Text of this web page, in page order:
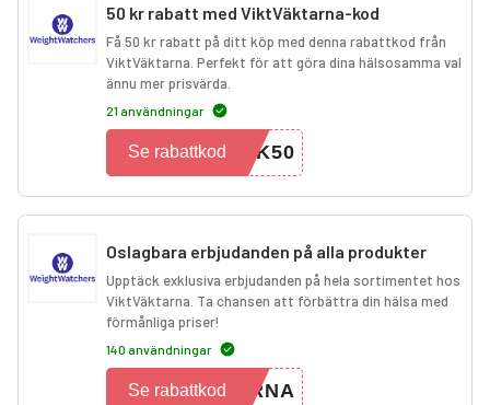
50 kr rabatt med ViktVäktarna-kod
Få 50 kr rabatt på ditt köp med denna rabattkod från
ViktVäktarna. Perfekt för att göra dina hälsosamma val
ännu mer prisvärda.
21 användningar
MK50
Se rabattkod
Oslagbara erbjudanden på alla produkter
Upptäck exklusiva erbjudanden på hela sortimentet hos
ViktVäktarna. Ta chansen att förbättra din hälsa med
förmånliga priser!
140 användningar
ARNA
Se rabattkod